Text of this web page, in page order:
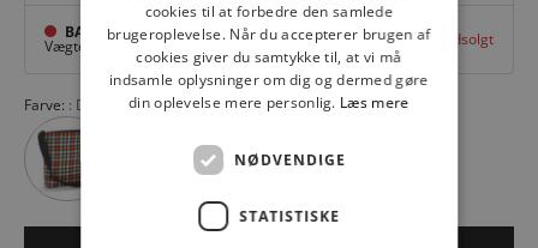
BAGGI Nyborg
Vægtergade 1,Nyborg Udsolgt
Farve: DOTS
cookies til at forbedre den samlede
brugeroplevelse. Når du accepterer brugen af
cookies giver du samtykke til, at vi må
indsamle oplysninger om dig og dermed gøre
din oplevelse mere personlig. Læs mere
NØDVENDIGE
STATISTISKE